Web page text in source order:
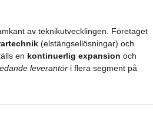
av teknikutvecklingen. Företaget
(elstängsellösningar) och
en kontinuerlig expansion och
leverantöri flera segment på